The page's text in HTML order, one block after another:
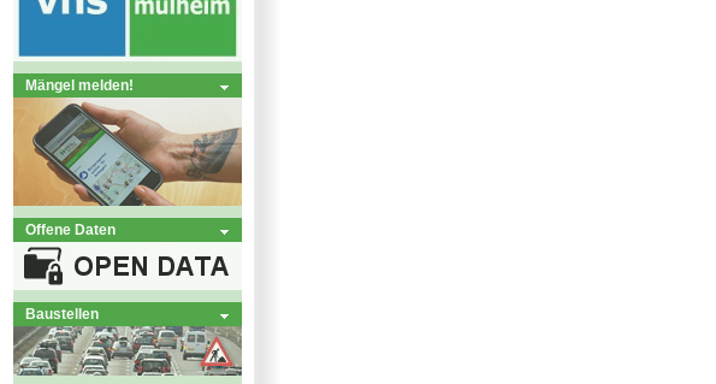
Mängel melden!
Offene Daten
Baustellen